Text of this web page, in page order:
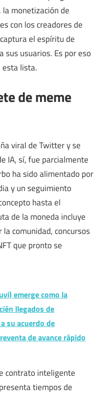
la monetización de
con los creadores de
el espíritu de
usuarios. Es por eso
esta lista.
de meme
viral de Twitter y se
IA, sí, fue parcialmente
ha sido alimentado por
y un seguimiento
hasta el
de la moneda incluye
comunidad, concursos
que pronto se
emerge como la
llegados de
su acuerdo de
de avance rápido
contrato inteligente
tiempos de